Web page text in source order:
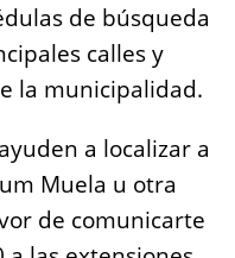
de búsqueda
calles y
la municipalidad.
a localizar a
Muela u otra
de comunicarte